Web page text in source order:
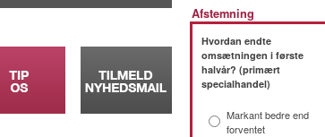
Afstemning
Hvordan endte
omsætningen i første
halvår? (primært
specialhandel)
Markant bedre end
forventet